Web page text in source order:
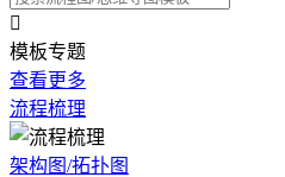

模板专题
查看更多
流程梳理
架构图/拓扑图